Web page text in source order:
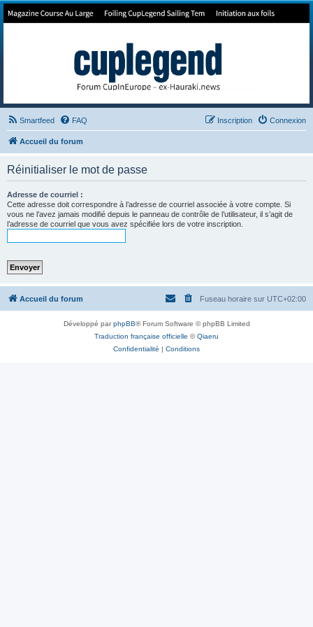
Forum de Cup In Europe
Smartfeed FAQ Connexion
Inscription
Accueil du forum
Réinitialiser le mot de passe
Adresse de courriel :
Cette adresse doit correspondre à l’adresse de courriel associée à votre compte. Si
vous ne l’avez jamais modifié depuis le panneau de contrôle de l’utilisateur, il s’agit de
l’adresse de courriel que vous avez spécifiée lors de votre inscription.
Accueil du forum Fuseau horaire sur UTC+02:00
Développé parphpBB® Forum Software © phpBB Limited
Traduction française officielle ©Qiaeru
Confidentialité
Conditions